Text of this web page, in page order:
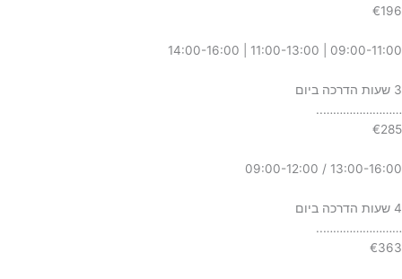
€196
09:00-11:00 | 11:00-13:00 | 14:00-16:00
3 שעות הדרכה ביום
……………………..
€285
13:00-16:00 / 09:00-12:00
4 שעות הדרכה ביום
……………………..
€363